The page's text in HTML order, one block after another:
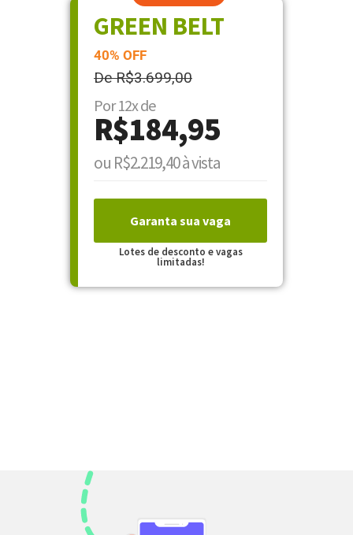
GREEN BELT
40% OFF
De R$3.699,00
Por 12x de
R$184,95
ou R$2.219,40 à vista
Garanta sua vaga
Lotes de desconto e vagas
limitadas!